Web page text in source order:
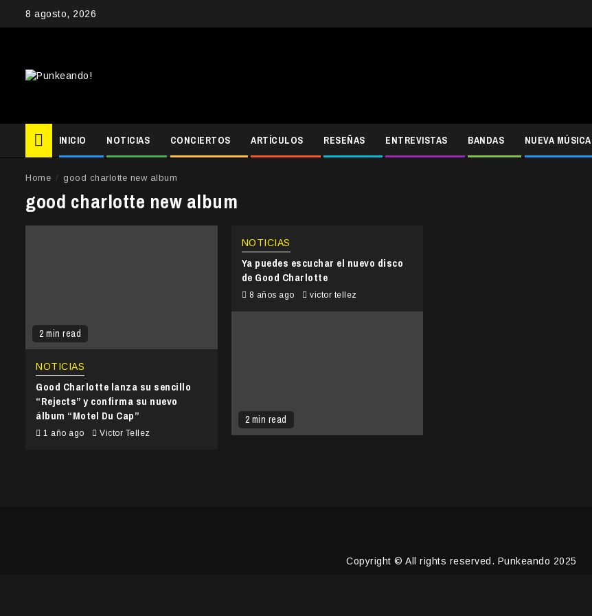
8 agosto, 2026
INICIO NOTICIAS CONCIERTOS ARTÍCULOS RESEÑAS ENTREVISTAS BANDAS NUEVA MÚSICA
Home good charlotte new album
good charlotte new album
2 min read
NOTICIAS
Good Charlotte lanza su sencillo
“Rejects” y confirma su nuevo
álbum “Motel Du Cap”
1 año ago Victor Tellez
2 min read
NOTICIAS
Ya puedes escuchar el nuevo disco
de Good Charlotte
8 años ago victor tellez
Copyright © All rights reserved. Punkeando 2025